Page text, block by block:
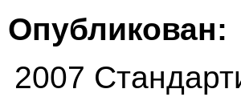
Опубликован:
2007